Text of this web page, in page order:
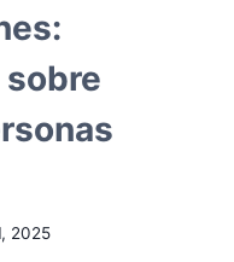
2025